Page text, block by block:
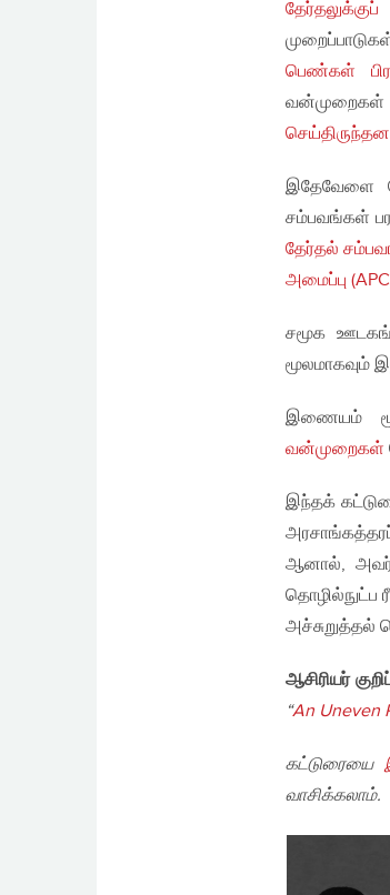
பெண்கள்
வன்முறைகள்
செய்திருந்தன
இதேவேளை
சம்பவங்கள்
தேர்தல்
அமைப்பு
சமூக
மூலமாகவும்
இணையம்
வன்முறைகள்
இந்தக்
ஆனால்,
தொழில்நுட்ப
அச்சுறுத்தல்
ஆசிரியர்
“An Uneven
கட்டுரையை
வாசிக்கலாம்.